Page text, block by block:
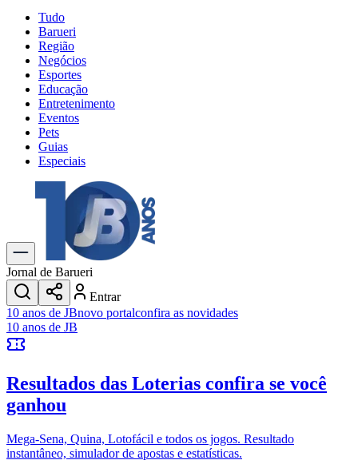
Tudo
Barueri
Região
Negócios
Esportes
Educação
Entretenimento
Eventos
Pets
Guias
Especiais
Explore Tudo
Últimas Notícias
Previsão do Tempo
Trânsito e Rotas
Dia a Dia & Lazer
Transportes
Gastronomia
Cinema & Shows
JogosNovo
Anuncie no Portal
Cadastrar Empresa
Divulgar Vagas
Política
Jornal de Barueri
Entrar
10 anos de JBnovo portalconfira as novidades
10 anos de JB
Resultados das Loterias confira se você
ganhou
Mega-Sena, Quina, Lotofácil e todos os jogos. Resultado
instantâneo, simulador de apostas e estatísticas.